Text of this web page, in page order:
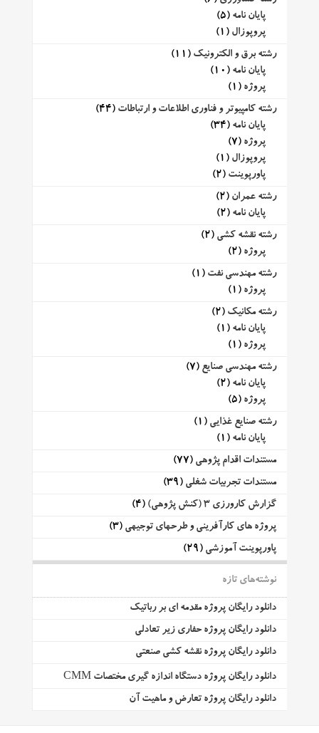
پایان نامه (5)
پروپوزال (1)
رشته برق و الکترونیک (11)
پایان نامه (10)
پروژه (1)
رشته کامپیوتر و فناوری اطلاعات و ارتباطات (44)
پایان نامه (34)
پروژه (7)
پروپوزال (1)
پاورپوینت (2)
رشته عمران (2)
پایان نامه (2)
رشته نقشه کشی (2)
پروژه (2)
رشته مهندسی نفت (1)
پروژه (1)
رشته مکانیک (2)
پایان نامه (1)
پروژه (1)
رشته مهندسی صنایع (7)
پایان نامه (2)
پروژه (5)
رشته صنایع غذایی (1)
پایان نامه (1)
مستندات اقدام پژوهی (77)
مستندات تجربیات شغلی (39)
گزارش کارورزی 3 (کنش پژوهی)
(4)
پروژه های کارآفرینی و طرحهای توجیهی (3)
پاورپوینت آموزشی (29)
نوشته‌های تازه
دانلود رایگان پروژه مقدمه ای بر رباتیک
دانلود رایگان پروژه حفاری زیر تعادلی
دانلود رایگان پروژه نقشه کشی صنعتی
دانلود رایگان پروژه دستگاه اندازه گیری مختصات CMM
دانلود رایگان پروژه تعارض و ماهیت آن